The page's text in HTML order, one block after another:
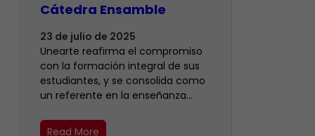
Cátedra Ensamble
23 de julio de 2025
Unearte reafirma el compromiso
con la formación integral de sus
estudiantes, y se consolida como
un referente en la enseñanza…
Read More